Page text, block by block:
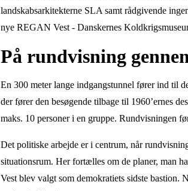
landskabsarkitekterne SLA samt rådgivende
nye REGAN Vest - Danskernes
På rundvisning
En 300 meter lange indgangstunnel fører ind til
der fører den besøgende tilbage til 1960’ernes
maks. 10 personer i en gruppe. Rundvisningen
Det politiske arbejde er i centrum, når
situationsrum. Her fortælles om de planer, man
Vest blev valgt som demokratiets sidste bastion.